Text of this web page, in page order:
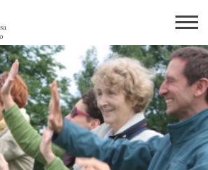
PL EN BG
Szukaj
DAJE ŻYCIE Z JEZUSEM?
OTWARTE